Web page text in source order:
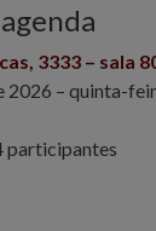
3333 – sala
2026 – quinta-
participantes